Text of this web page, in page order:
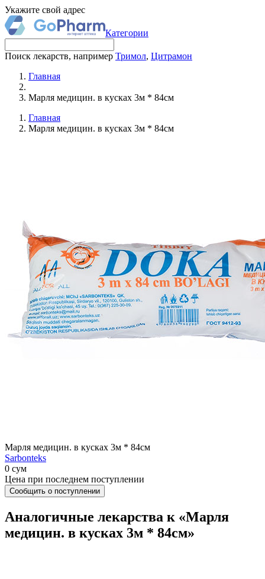
Укажите свой адрес
Категории
Поиск лекарств, например Тримол, Цитрамон
Главная
Марля медицин. в кусках 3м * 84см
Главная
Марля медицин. в кусках 3м * 84см
Марля медицин. в кусках 3м * 84см
Sarbonteks
0 сум
Цена при последнем поступлении
Сообщить о поступлении
Аналогичные лекарства к «Марля
медицин. в кусках 3м * 84см»